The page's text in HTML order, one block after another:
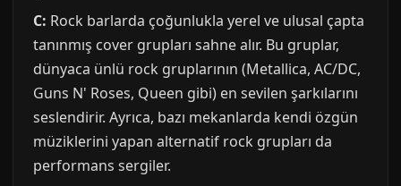
C: Rock barlarda çoğunlukla yerel ve ulusal çapta
tanınmış cover grupları sahne alır. Bu gruplar,
dünyaca ünlü rock gruplarının (Metallica, AC/DC,
Guns N' Roses, Queen gibi) en sevilen şarkılarını
seslendirir. Ayrıca, bazı mekanlarda kendi özgün
müziklerini yapan alternatif rock grupları da
performans sergiler.